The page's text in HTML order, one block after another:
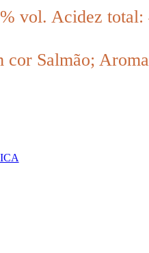
vol. Acidez
Salmão;